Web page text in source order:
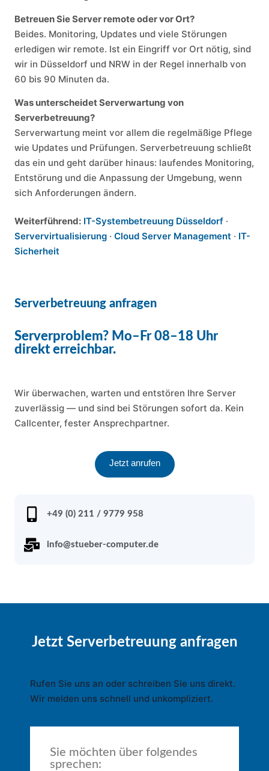
Betreuen Sie Server remote oder vor Ort?
Beides. Monitoring, Updates und viele Störungen
erledigen wir remote. Ist ein Eingriff vor Ort nötig, sind
wir in Düsseldorf und NRW in der Regel innerhalb von
60 bis 90 Minuten da.
Was unterscheidet Serverwartung von
Serverbetreuung?
Serverwartung meint vor allem die regelmäßige Pflege
wie Updates und Prüfungen. Serverbetreuung schließt
das ein und geht darüber hinaus: laufendes Monitoring,
Entstörung und die Anpassung der Umgebung, wenn
sich Anforderungen ändern.
Weiterführend: IT-Systembetreuung Düsseldorf ·
Servervirtualisierung · Cloud Server Management · IT-
Sicherheit
Serverbetreuung anfragen
Serverproblem? Mo–Fr 08–18 Uhr
direkt erreichbar.
Wir überwachen, warten und entstören Ihre Server
zuverlässig — und sind bei Störungen sofort da. Kein
Callcenter, fester Ansprechpartner.
Jetzt anrufen
+49 (0) 211 / 9779 958
info@stueber-computer.de
Jetzt Serverbetreuung anfragen
Rufen Sie uns an oder schreiben Sie uns direkt.
Wir melden uns schnell und unkompliziert.
Sie möchten über folgendes
sprechen: